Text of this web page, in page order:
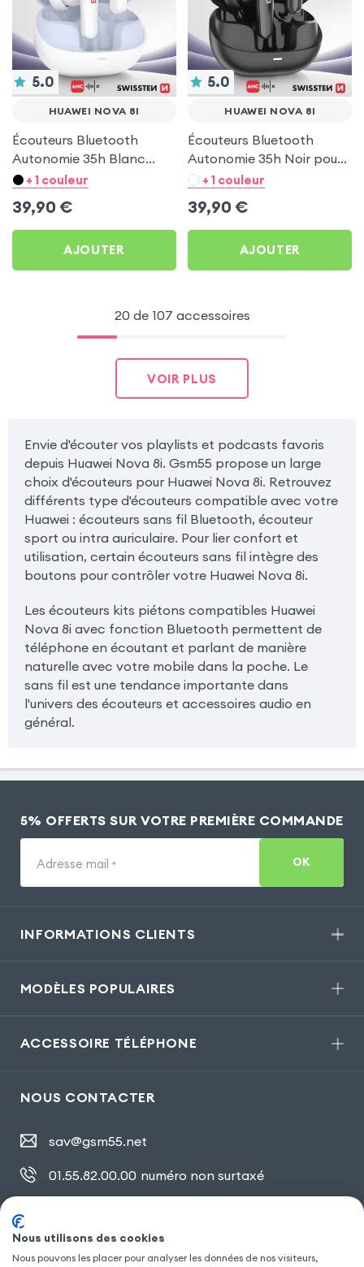
5.0
HUAWEI NOVA 8I
Écouteurs Bluetooth
Autonomie 35h Blanc
pour Huawei Nova 8i
+ 1 couleur
39,90 €
AJOUTER
5.0
HUAWEI NOVA 8I
Écouteurs Bluetooth
Autonomie 35h Noir pour
Huawei Nova 8i
+ 1 couleur
39,90 €
AJOUTER
20 de 107 accessoires
VOIR PLUS
Envie d'écouter vos playlists et podcasts favoris
depuis Huawei Nova 8i. Gsm55 propose un large
choix d'écouteurs pour Huawei Nova 8i. Retrouvez
différents type d'écouteurs compatible avec votre
Huawei : écouteurs sans fil Bluetooth, écouteur
sport ou intra auriculaire. Pour lier confort et
utilisation, certain écouteurs sans fil intègre des
boutons pour contrôler votre Huawei Nova 8i.
Les écouteurs kits piétons compatibles Huawei
Nova 8i avec fonction Bluetooth permettent de
téléphone en écoutant et parlant de manière
naturelle avec votre mobile dans la poche. Le
sans fil est une tendance importante dans
l'univers des écouteurs et accessoires audio en
général.
5% OFFERTS SUR VOTRE PREMIÈRE COMMANDE
Adresse mail * OK
INFORMATIONS CLIENTS
MODÈLES POPULAIRES
ACCESSOIRE TÉLÉPHONE
NOUS CONTACTER
sav@gsm55.net
01.55.82.00.00 numéro non surtaxé
Nous utilisons des cookies
Nous pouvons les placer pour analyser les données de nos visiteurs,